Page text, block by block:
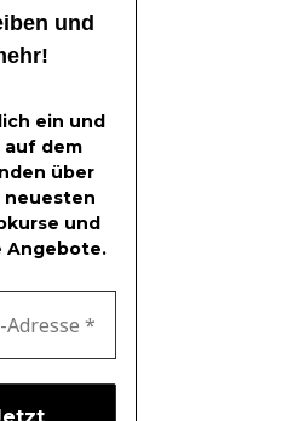
und
ein und
auf dem
über
neuesten
und
Angebote.